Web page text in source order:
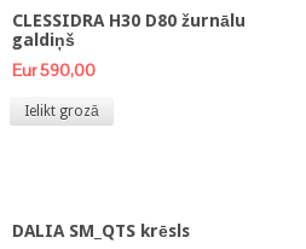
CLESSIDRA H30 D80 žurnālu
galdiņš
Eur 590,00
Ielikt grozā
DALIA SM_QTS krēsls